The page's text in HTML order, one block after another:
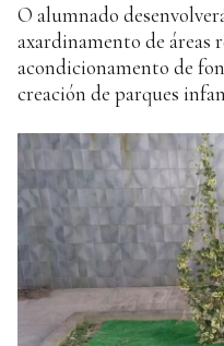
O alumnado
axardinamento de áreas
acondicionamento de
creación de parques